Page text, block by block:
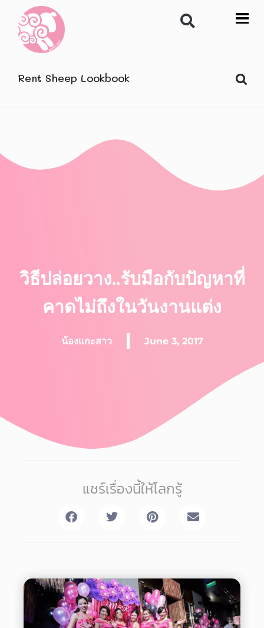
Rent Sheep Lookbook
วิธีปล่อยวาง..รับมือกับปัญหาที่
คาดไม่ถึงในวันงานแต่ง
น้องแกะสาว June 3, 2017
แชร์เรื่องนี้ให้โลกรู้